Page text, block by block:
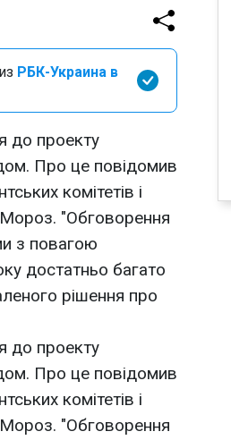
РБК-Украина в
до проекту
Про це повідомив
комітетів і
"Обговорення
з повагою
достатньо багато
рішення про
до проекту
Про це повідомив
комітетів і
"Обговорення